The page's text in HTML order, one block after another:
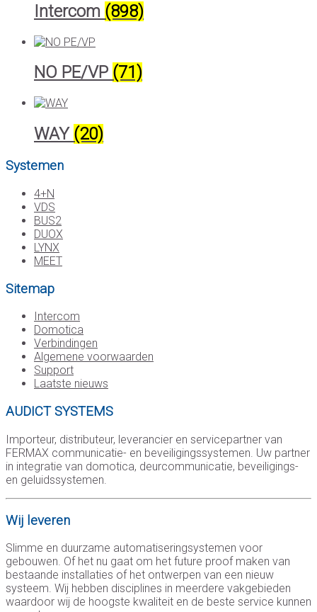
Intercom (898)
NO PE/VP (71)
WAY (20)
Systemen
4+N
VDS
BUS2
DUOX
LYNX
MEET
Sitemap
Intercom
Domotica
Verbindingen
Algemene voorwaarden
Support
Laatste nieuws
AUDICT SYSTEMS
Importeur, distributeur, leverancier en servicepartner van
FERMAX communicatie- en beveiligingssystemen. Uw partner
in integratie van domotica, deurcommunicatie, beveiligings-
en geluidssystemen.
Wij leveren
Slimme en duurzame automatiseringsystemen voor
gebouwen. Of het nu gaat om het future proof maken van
bestaande installaties of het ontwerpen van een nieuw
systeem. Wij hebben disciplines in meerdere vakgebieden
waardoor wij de hoogste kwaliteit en de beste service kunnen